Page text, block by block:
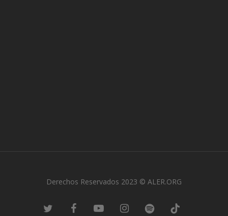
Derechos Reservados 2023 © ALER.ORG